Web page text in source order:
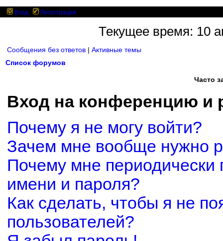
Вход Регистрация
Текущее время: 10
Сообщения без ответов | Активные темы
Список форумов
Часто
Вход на конференцию и
Почему я не могу войти?
Зачем мне вообще нужно
Почему мне периодически
имени и пароля?
Как сделать, чтобы я не
пользователей?